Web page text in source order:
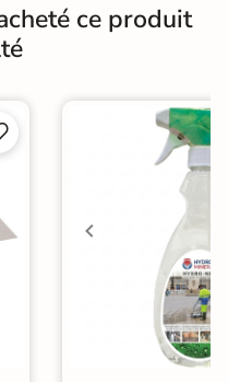
chape
ancien carrelage
ce produit